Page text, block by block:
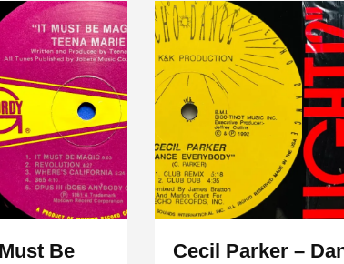
Be
Cecil Parker –